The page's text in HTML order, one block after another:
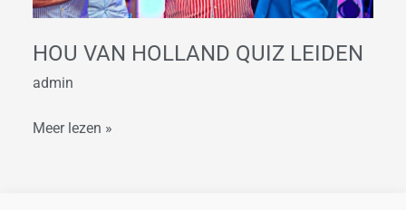
HOU VAN HOLLAND QUIZ LEIDEN
admin
Meer lezen »